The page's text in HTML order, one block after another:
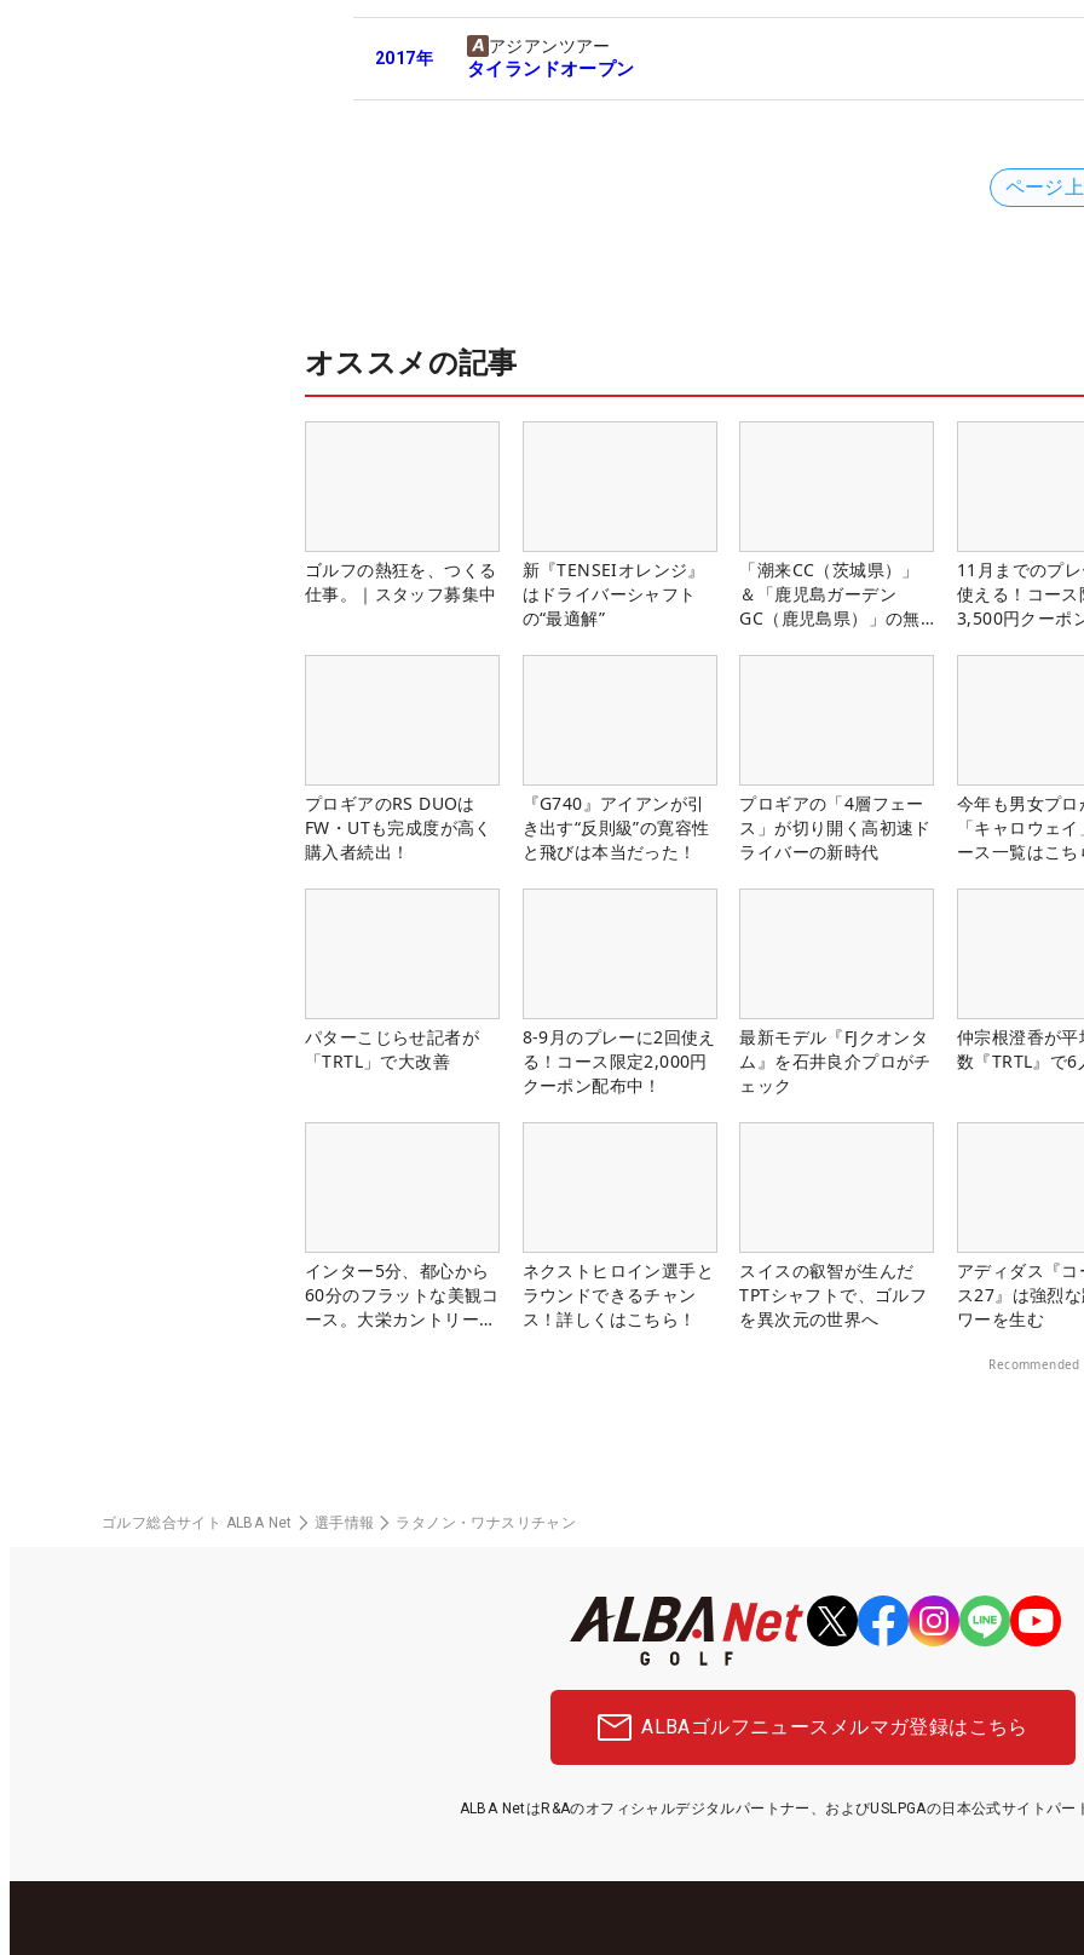
2017年
アジアンツアー
タイランドオープン
ページ
オススメの記事
ゴルフの熱狂を、つくる
仕事。｜スタッフ募集中
新『TENSEIオレンジ』
はドライバーシャフト
の“最適解”
「潮来CC（茨城県）」
＆「鹿児島ガーデン
GC（鹿児島県）」の無
11月までのプ
使える！コース
3,500円クーポ
プロギアのRS DUOは
FW・UTも完成度が高く
購入者続出！
『G740』アイアンが引
き出す“反則級”の寛容性
と飛びは本当だった！
プロギアの「4層フェー
ス」が切り開く高初速ド
ライバーの新時代
今年も男女プロ
「キャロウェ
ース一覧はこち
パターこじらせ記者が
「TRTL」で大改善
8-9月のプレーに2回使え
る！コース限定2,000円
クーポン配布中！
最新モデル『FJクオンタ
ム』を石井良介プロがチ
ェック
仲宗根澄香が
数『TRTL』で6
インター5分、都心から
60分のフラットな美観コ
ース。大栄カントリー俱
ネクストヒロイン選手と
ラウンドできるチャン
ス！詳しくはこちら！
スイスの叡智が生んだ
TPTシャフトで、ゴルフ
を異次元の世界へ
アディダス『
ス27』は強烈
ワーを生む
Recommended
ゴルフ総合サイト ALBA Net 選手情報 ラタノン・ワナスリチャン
ALBAゴルフニュース メルマガ登録はこちら
ALBA NetはR&Aのオフィシャルデジタルパートナー、およびUSLPGAの日本公式サイトパー